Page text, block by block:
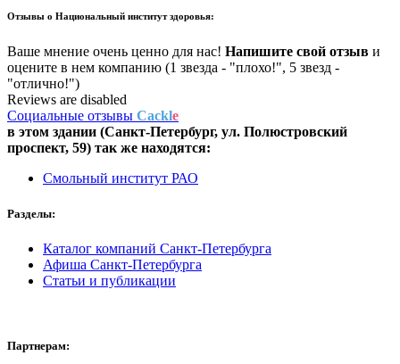
Отзывы о Национальный институт здоровья:
Ваше мнение очень ценно для нас! Напишите свой отзыв и
оцените в нем компанию (1 звезда - "плохо!", 5 звезд -
"отлично!")
Reviews are disabled
Социальные отзывы Cackle
в этом здании (Санкт-Петербург, ул. Полюстровский
проспект, 59) так же находятся:
Смольный институт РАО
Разделы:
Каталог компаний Санкт-Петербурга
Афиша Санкт-Петербурга
Статьи и публикации
Партнерам: